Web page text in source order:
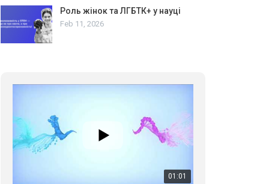
Роль жінок та ЛГБТК+ у науці
Feb 11, 2026
В цьому році, пандемія та COVІD-19 не дали нам
містах та не можемо зустрінеться, ми разом. Ми
закликаємо всіх хто поділяє цінності рівності та
солідарності, приєднатися до нас. Регіональні
підрозділи ГАУ є в 16 областях України.